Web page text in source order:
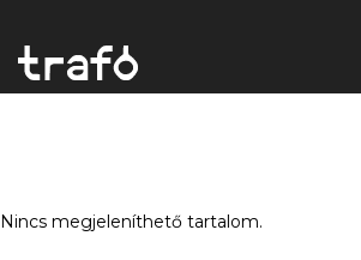
Nincs megjeleníthető tartalom.